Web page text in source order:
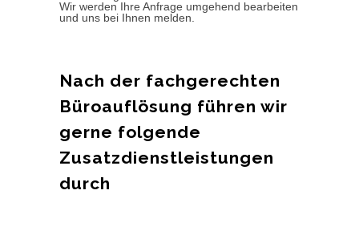
Wir werden Ihre Anfrage umgehend bearbeiten
und uns bei Ihnen melden.
Nach der fachgerechten
Büroauflösung führen wir
gerne folgende
Zusatzdienstleistungen
durch